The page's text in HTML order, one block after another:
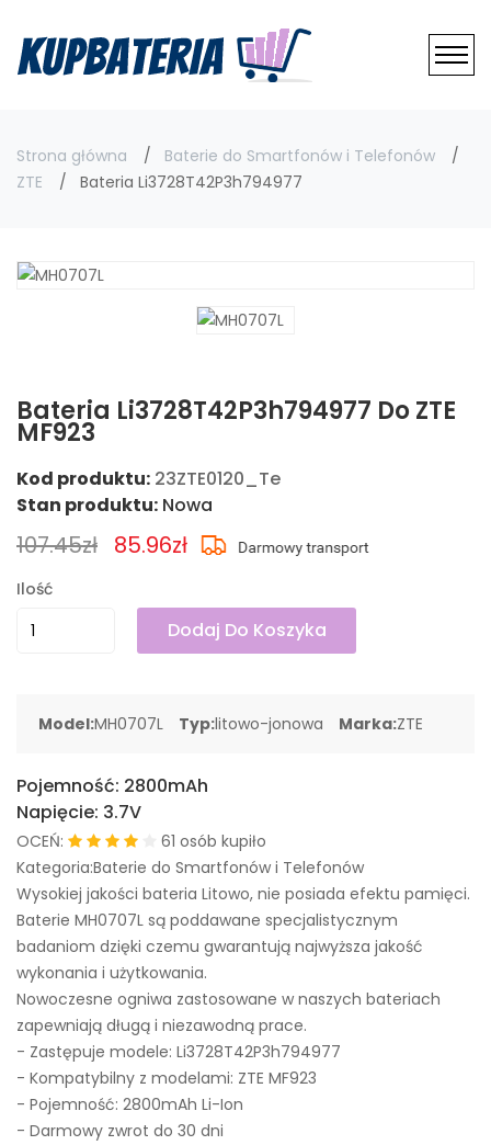
Strona główna
Baterie do Smartfonów i Telefonów
ZTE
Bateria Li3728T42P3h794977
Bateria Li3728T42P3h794977 Do ZTE
MF923
Kod produktu: 23ZTE0120_Te
Stan produktu: Nowa
107.45zł 85.96zł
Ilość
Dodaj Do Koszyka
Model:MH0707L Typ:litowo-jonowa Marka:ZTE
Pojemność: 2800mAh
Napięcie: 3.7V
OCEŃ:
61 osób kupiło
Kategoria:Baterie do Smartfonów i Telefonów
Wysokiej jakości bateria Litowo, nie posiada efektu pamięci.
Baterie MH0707L są poddawane specjalistycznym
badaniom dzięki czemu gwarantują najwyższa jakość
wykonania i użytkowania.
Nowoczesne ogniwa zastosowane w naszych bateriach
zapewniają długą i niezawodną prace.
- Zastępuje modele: Li3728T42P3h794977
- Kompatybilny z modelami: ZTE MF923
- Pojemność: 2800mAh Li-Ion
- Darmowy zwrot do 30 dni